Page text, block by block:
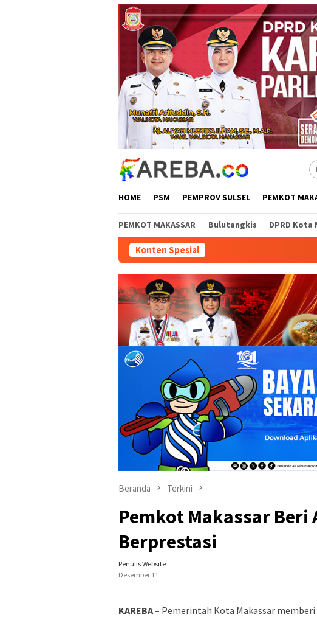
HOME PSM PEMPROV SULSEL PEMKOT
PEMKOT MAKASSAR Bulutangkis DPRD Kota
Konten Spesial
Beranda Terkini
Pemkot Makassar Beri
Berprestasi
Penulis Website
Desember 11
KAREBA– Pemerintah Kota Makassar